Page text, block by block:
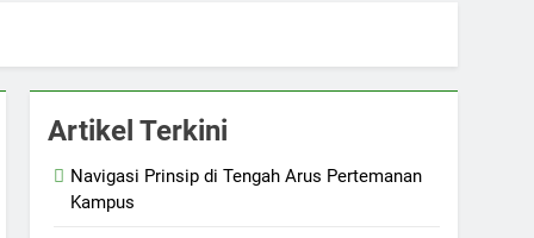
Artikel Terkini
Navigasi Prinsip di Tengah Arus Pertemanan
Kampus